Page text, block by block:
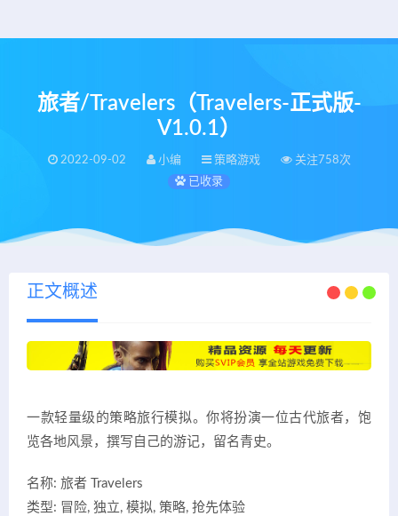
旅者/Travelers（Travelers-正式版-
V1.0.1）
2022-09-02 小编 策略游戏
关注758次
已收录
正文概述
一款轻量级的策略旅行模拟。你将扮演一位古代旅者，饱
览各地风景，撰写自己的游记，留名青史。
名称: 旅者 Travelers
类型: 冒险, 独立, 模拟, 策略, 抢先体验